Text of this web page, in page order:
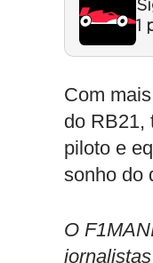
1
Com
do RB21,
piloto e
sonho do
O